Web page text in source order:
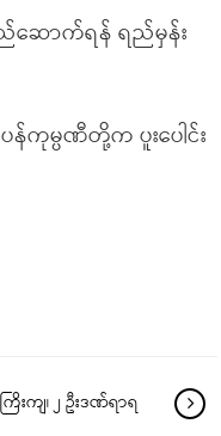
ည်ဆောက်ရန် ရည်မှန်း
န်ကုမ္ပဏီတို့က ပူးပေါင်း
ျ၊ ၂ ဦးဒဏ်ရာရ